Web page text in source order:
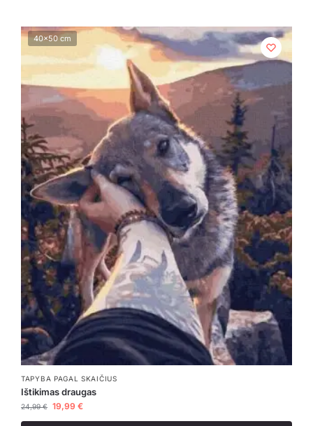
40x50 cm
TAPYBA PAGAL SKAIČIUS
Ištikimas draugas
24,99€ 19,99 €